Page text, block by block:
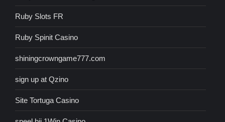
Ruby Slots FR
Ruby Spinit Casino
shiningcrowngame777.com
sign up at Qzino
Site Tortuga Casino